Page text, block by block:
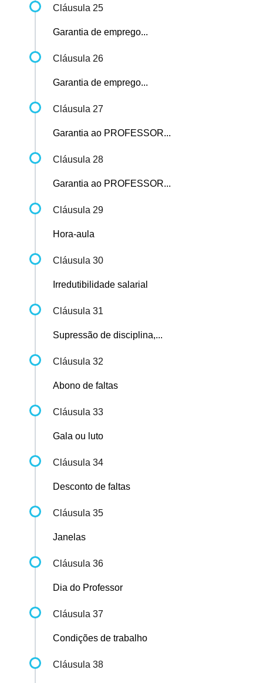
Cláusula 25
Garantia de emprego...
Cláusula 26
Garantia de emprego...
Cláusula 27
Garantia ao PROFESSOR...
Cláusula 28
Garantia ao PROFESSOR...
Cláusula 29
Hora-aula
Cláusula 30
Irredutibilidade salarial
Cláusula 31
Supressão de disciplina,...
Cláusula 32
Abono de faltas
Cláusula 33
Gala ou luto
Cláusula 34
Desconto de faltas
Cláusula 35
Janelas
Cláusula 36
Dia do Professor
Cláusula 37
Condições de trabalho
Cláusula 38